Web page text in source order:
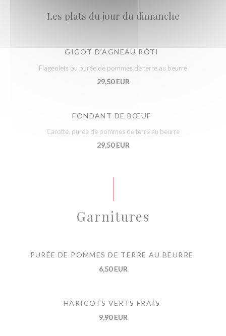
Les plats du jour du dimanche
GIGOT D’AGNEAU RÔTI
Flageolets ou purée de pommes de terre au beurre
29,50 EUR
FONDANT DE BŒUF
Carotte, purée de pommes de terre au beurre
29,50 EUR
Garnitures
PURÉE DE POMMES DE TERRE AU BEURRE
6,50 EUR
HARICOTS VERTS FRAIS
9,90 EUR